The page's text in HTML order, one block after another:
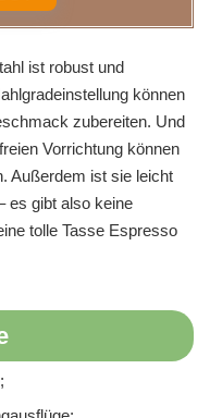
ist robust und
können
zubereiten. Und
Vorrichtung können
Außerdem ist sie leicht
es gibt also keine
tolle Tasse Espresso